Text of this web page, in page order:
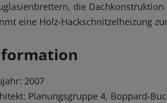
die
eine Holz-Hackschnitzelheizung
2007
Planungsgruppe 4, Boppard-